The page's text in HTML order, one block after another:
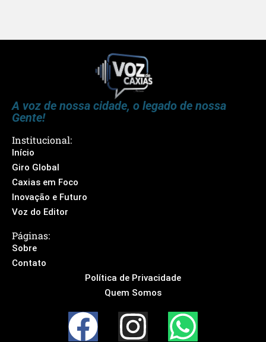
A voz de nossa cidade, o legado de nossa
Gente!
Institucional:
Início
Giro Global
Caxias em Foco
Inovação e Futuro
Voz do Editor
Páginas:
Sobre
Contato
Política de Privacidade
Quem Somos